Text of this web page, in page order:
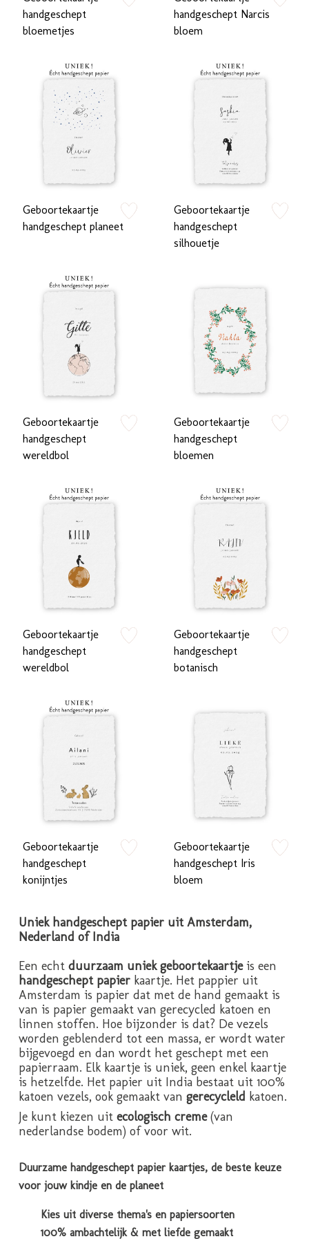
handgeschept
bloemetjes
zet op verlanglijstjehandgeschept Narcis
bloem
Geboortekaartje
handgeschept planeetzet op verlanglijstje
Geboortekaartje
handgeschept
silhouetje
Geboortekaartje
handgeschept
wereldbol
zet op verlanglijstje
Geboortekaartje
handgeschept
bloemen
Geboortekaartje
handgeschept
wereldbol
zet op verlanglijstje
Geboortekaartje
handgeschept
botanisch
Geboortekaartje
handgeschept
konijntjes
zet op verlanglijstje
Geboortekaartje
handgeschept Iris
bloem
Uniek handgeschept papier uit Amsterdam,
Nederland of India
Een echt duurzaam uniek geboortekaartjeis een
handgeschept papier kaartje. Het pappier uit
Amsterdam is papier dat met de hand gemaakt is
van is papier gemaakt van gerecycled katoen en
linnen stoffen. Hoe bijzonder is dat? De vezels
worden geblenderd tot een massa, er wordt water
bijgevoegd en dan wordt het geschept met een
papierraam. Elk kaartje is uniek, geen enkel kaartje
is hetzelfde. Het papier uit India bestaat uit 100%
katoen vezels, ook gemaakt van gerecycleld katoen.
Je kunt kiezen uit ecologisch creme(van
nederlandse bodem) of voor wit.
Duurzame handgeschept papier kaartjes, de beste keuze
voor jouw kindje en de planeet
Kies uit diverse thema's en papiersoorten
100% ambachtelijk & met liefde gemaakt